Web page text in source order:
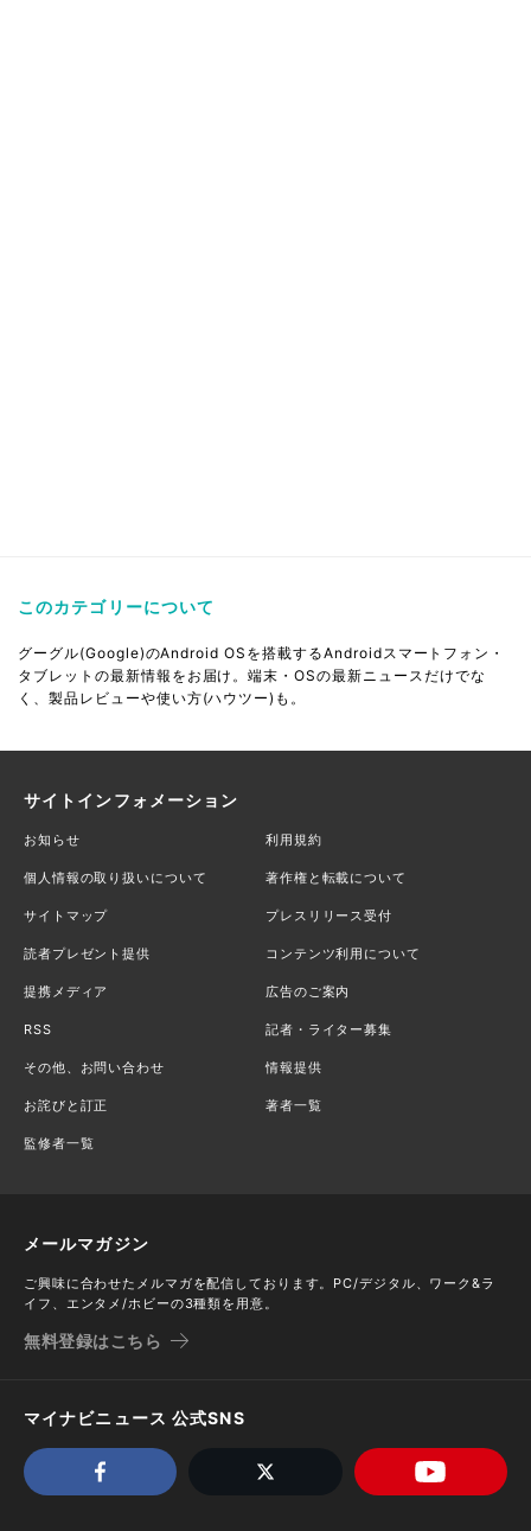
このカテゴリーについて
グーグル(Google)のAndroid OSを搭載するAndroidスマートフォン・
タブレットの最新情報をお届け。端末・OSの最新ニュースだけでな
く、製品レビューや使い方(ハウツー)も。
サイトインフォメーション
お知らせ 利用規約
個人情報の取り扱いについて 著作権と転載について
サイトマップ プレスリリース受付
読者プレゼント提供 コンテンツ利用について
提携メディア 広告のご案内
RSS 記者・ライター募集
その他、お問い合わせ 情報提供
お詫びと訂正 著者一覧
監修者一覧
メールマガジン
ご興味に合わせたメルマガを配信しております。PC/デジタル、ワーク&ラ
イフ、エンタメ/ホビーの3種類を用意。
無料登録はこちら
マイナビニュース 公式SNS